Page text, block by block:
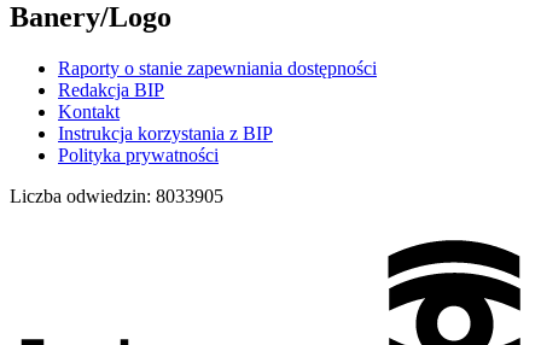
Banery/Logo
Raporty o stanie zapewniania dostępności
Redakcja BIP
Kontakt
Instrukcja korzystania z BIP
Polityka prywatności
Liczba odwiedzin: 8033905